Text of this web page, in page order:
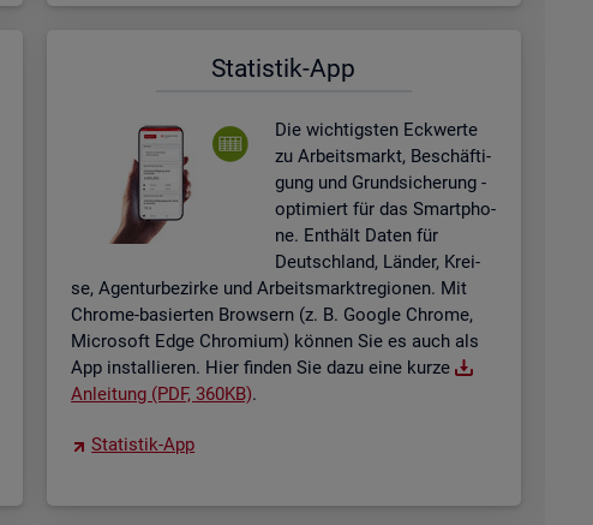
Sta­tis­tik-App
Die wich­tigs­ten Eck­wer­te
zu Ar­beits­markt, Be­schäf­ti­
gung und Grund­si­che­rung -
op­ti­miert für das Smart­pho­
ne. Ent­hält Daten für
Deutsch­land, Län­der, Krei­
se, Agen­tur­be­zir­ke und Ar­beits­markt­re­gio­nen. Mit
Chro­me-ba­sier­ten Brow­sern (z. B. Goog­le Chro­me,
Mi­cro­soft Edge Chro­mi­um) kön­nen Sie es auch als
App in­stal­lie­ren. Hier fin­den Sie dazu eine kurze
An­lei­tung (PDF, 360KB).
Sta­tis­tik-App